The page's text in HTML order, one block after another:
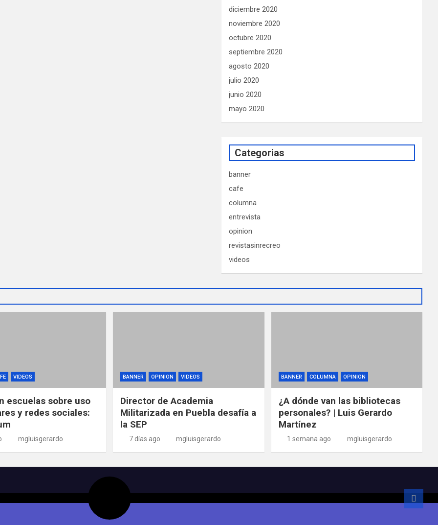
diciembre 2020
noviembre 2020
octubre 2020
septiembre 2020
agosto 2020
julio 2020
junio 2020
mayo 2020
Categorias
banner
cafe
columna
entrevista
opinion
revistasinrecreo
videos
VIDEOS
escuelas sobre uso
y redes sociales:
mgluisgerardo
BANNER OPINION VIDEOS
Director de Academia
Militarizada en Puebla desafía a
la SEP
7 días ago mgluisgerardo
BANNER COLUMNA OPINION
¿A dónde van las bibliotecas
personales? | Luis Gerardo
Martínez
1 semana ago mgluisgerardo